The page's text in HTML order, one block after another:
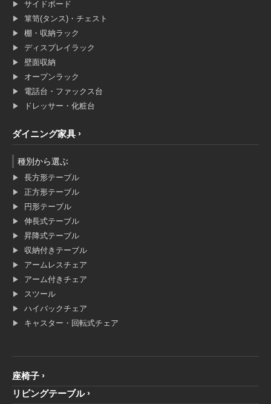
サイドボード
箪笥(タンス)・チェスト
棚・収納ラック
ディスプレイラック
壁面収納
オープンラック
電話台・ファックス台
ドレッサー・化粧台
ダイニング家具
種別から選ぶ
長方形テーブル
正方形テーブル
円形テーブル
伸長式テーブル
昇降式テーブル
収納付きテーブル
アームレスチェア
アーム付きチェア
スツール
ハイバックチェア
キャスター・回転式チェア
座椅子
リビングテーブル